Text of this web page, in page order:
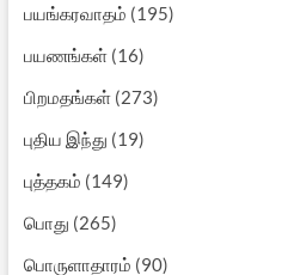
பயங்கரவாதம் (195)
பயணங்கள்(16)
பிறமதங்கள்(273)
புதிய இந்து (19)
புத்தகம் (149)
பொது (265)
பொருளாதாரம் (90)